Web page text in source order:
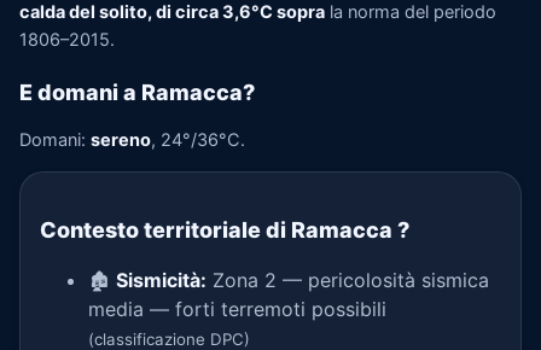
calda del solito, di circa 3,6°C sopra la norma del periodo
1806–2015.
E domani a Ramacca?
Domani: sereno, 24°/36°C.
Contesto territoriale di Ramacca ?
🏚️ Sismicità: Zona 2 — pericolosità sismica
media — forti terremoti possibili
(classificazione DPC)